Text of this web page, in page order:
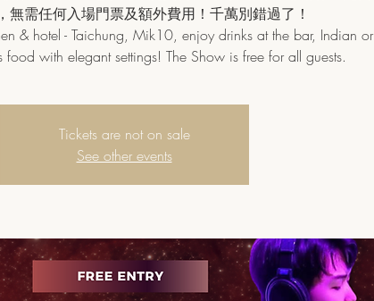
無需任何入場門票及額外費用！千萬別錯過了！
& hotel - Taichung, Mik10, enjoy drinks at the bar, Indian or
food with elegant settings! The Show is free for all guests.
Tickets are not on sale
See other events